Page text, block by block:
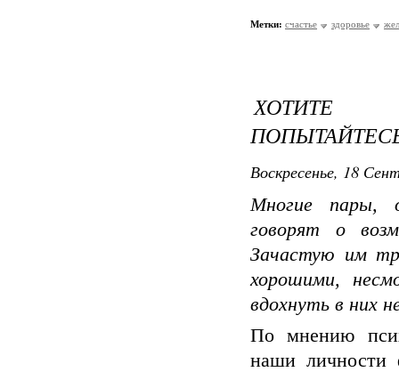
Метки: счастье здоровье
ХОТИТЕ
Воскресенье, 18
Многие пары,
говорят о
Зачастую им
хорошими,
вдохнуть в них
По мнению
наши личности